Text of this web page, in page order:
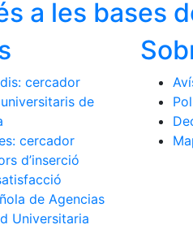
a les bases
cercador
de
cercador
d’inserció
de Agencias
Universitaria